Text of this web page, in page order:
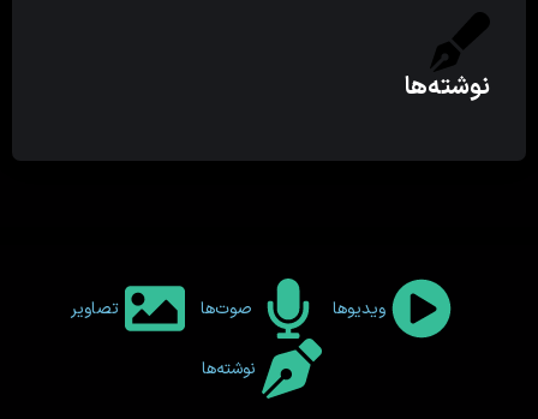
نوشته‌ها
ویدیوها صوت‌ها تصاویر
نوشته‌ها